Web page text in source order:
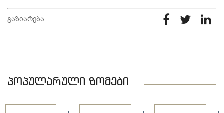
გაზიარება
პოპულარული ზომები